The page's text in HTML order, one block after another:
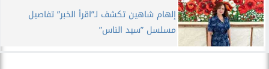
إلهام شاهين تكشف لـ”اقرأ الخبر” تفاصيل
مسلسل ”سيد الناس”